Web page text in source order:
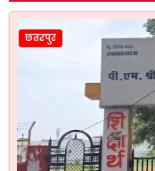
छतरपुर